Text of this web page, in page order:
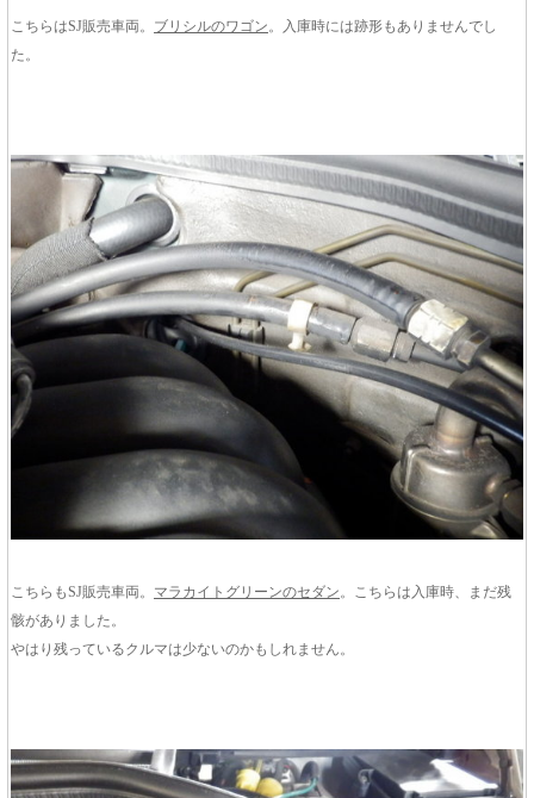
こちらはSJ販売車両。 ブリシルのワゴン。入庫時には跡形もありませんでし
た。
こちらもSJ販売車両。 マラカイトグリーンのセダン 。こちらは入庫時、まだ残
骸がありました。
やはり残っているクルマは少ないのかもしれません。